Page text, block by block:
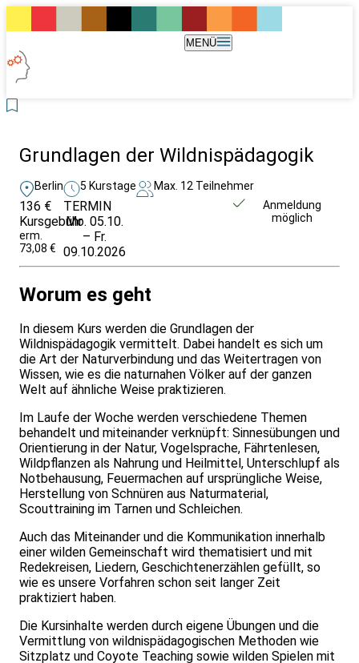
MENÜ
Grundlagen der Wildnispädagogik
Berlin 5 Kurstage Max. 12 Teilnehmer
136 €
Kursgebühr
erm.
73,08 €
TERMIN
Mo. 05.10.
– Fr.
09.10.2026
Anmeldung
möglich
Worum es geht
In diesem Kurs werden die Grundlagen der
Wildnispädagogik vermittelt. Dabei handelt es sich um
die Art der Naturverbindung und das Weitertragen von
Wissen, wie es die naturnahen Völker auf der ganzen
Welt auf ähnliche Weise praktizieren.
Im Laufe der Woche werden verschiedene Themen
behandelt und miteinander verknüpft: Sinnesübungen und
Orientierung in der Natur, Vogelsprache, Fährtenlesen,
Wildpflanzen als Nahrung und Heilmittel, Unterschlupf als
Notbehausung, Feuermachen auf ursprüngliche Weise,
Herstellung von Schnüren aus Naturmaterial,
Scouttraining im Tarnen und Schleichen.
Auch das Miteinander und die Kommunikation innerhalb
einer wilden Gemeinschaft wird thematisiert und mit
Redekreisen, Liedern, Geschichtenerzählen gefüllt, so
wie es unsere Vorfahren schon seit langer Zeit
praktiziert haben.
Die Kursinhalte werden durch eigene Übungen und die
Vermittlung von wildnispädagogischen Methoden wie
Sitzplatz und Coyote Teaching sowie wilden Spielen mit